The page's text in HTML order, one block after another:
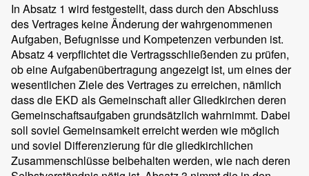
In Absatz 1 wird festgestellt, dass durch den Abschluss
des Vertrages keine Änderung der wahrgenommenen
Aufgaben, Befugnisse und Kompetenzen verbunden ist.
Absatz 4 verpflichtet die Vertragsschließenden zu prüfen,
ob eine Aufgabenübertragung angezeigt ist, um eines der
wesentlichen Ziele des Vertrages zu erreichen, nämlich
dass die EKD als Gemeinschaft aller Gliedkirchen deren
Gemeinschaftsaufgaben grundsätzlich wahrnimmt. Dabei
soll soviel Gemeinsamkeit erreicht werden wie möglich
und soviel Differenzierung für die gliedkirchlichen
Zusammenschlüsse beibehalten werden, wie nach deren